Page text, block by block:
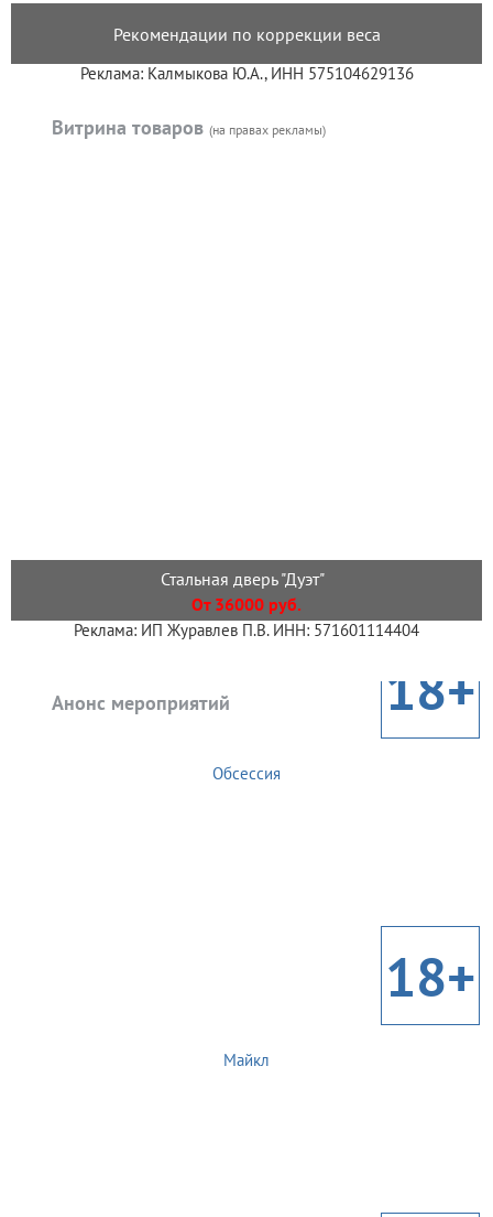
Рекомендации по коррекции веса
Реклама: Калмыкова Ю.А., ИНН 575104629136
Витрина товаров (на правах рекламы)
Стальная дверь "Дуэт"
От 36000 руб.
Реклама: ИП Журавлев П.В. ИНН: 571601114404
Анонс мероприятий 18+
Обсессия
18+
Майкл